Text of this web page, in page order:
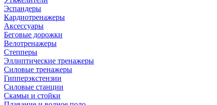
Эспандеры
Кардиотренажеры
Аксессуары
Беговые дорожки
Велотренажеры
Степперы
Эллиптические тренажеры
Силовые тренажеры
Гипперэкстензии
Силовые станции
Скамьи и стойки